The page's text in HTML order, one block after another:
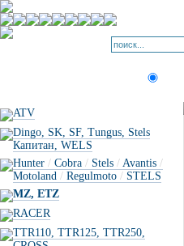
ATV
Dingo, SK, SF, Tungus, Stels
Капитан, WELS
Hunter / Cobra / Stels / Avantis /
Motoland / Regulmoto / STELS
MZ, ETZ
RACER
TTR110, TTR125, TTR250,